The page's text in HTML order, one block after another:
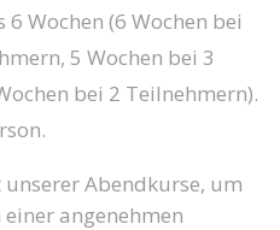
Wochen (6 Wochen bei
5 Wochen bei 3
bei 2 Teilnehmern).
Abendkurse, um
angenehmen